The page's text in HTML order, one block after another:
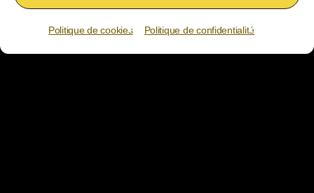
Politique de cookies Politique de confidentialité
ZOO
BE'O favorite